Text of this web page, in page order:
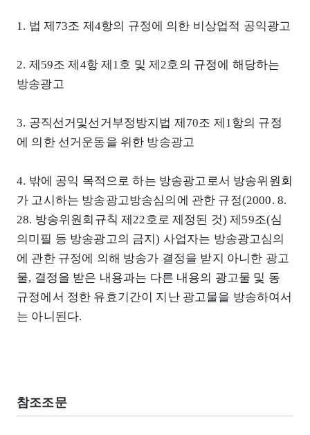
1. 법 제73조 제4항의 규정에 의한 비상업적 공익광고
2. 제59조 제4항 제1호 및 제2호의 규정에 해당하는
방송광고
3. 공직선거및선거부정방지법 제70조 제1항의 규정
에 의한 선거운동을 위한 방송광고
4. 밖에 공익 목적으로 하는 방송광고로서 방송위원회
가 고시하는 방송광고방송심의에 관한 규정(2000. 8.
28. 방송위원회규칙 제22호로 제정된 것) 제59조(심
의미필 등 방송광고의 금지) 사업자는 방송광고심의
에 관한 규정에 의해 방송가 결정을 받지 아니한 광고
물, 결정을 받은 내용과는 다른 내용의 광고물 및 동
규정에서 정한 유효기간이 지난 광고물을 방송하여서
는 아니된다.
참조조문